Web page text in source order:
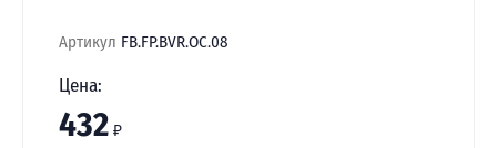
Артикул FB.FP.BVR.OC.08
Цена:
432 ₽